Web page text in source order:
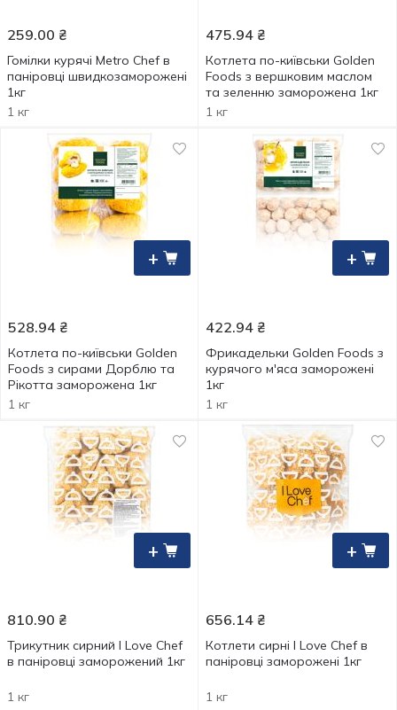
259.00 ₴
Гомілки курячі Metro Chef в
паніровці швидкозаморожені
1кг
1 кг
475.94 ₴
Котлета по-київськи Golden
Foods з вершковим маслом
та зеленню заморожена 1кг
1 кг
+
528.94 ₴
Котлета по-київськи Golden
Foods з сирами Дорблю та
Рікотта заморожена 1кг
1 кг
+
422.94 ₴
Фрикадельки Golden Foods з
курячого м'яса заморожені
1кг
1 кг
+
810.90 ₴
Трикутник сирний I Love Chef
в паніровці заморожений 1кг
1 кг
+
656.14 ₴
Котлети сирні I Love Chef в
паніровці заморожені 1кг
1 кг